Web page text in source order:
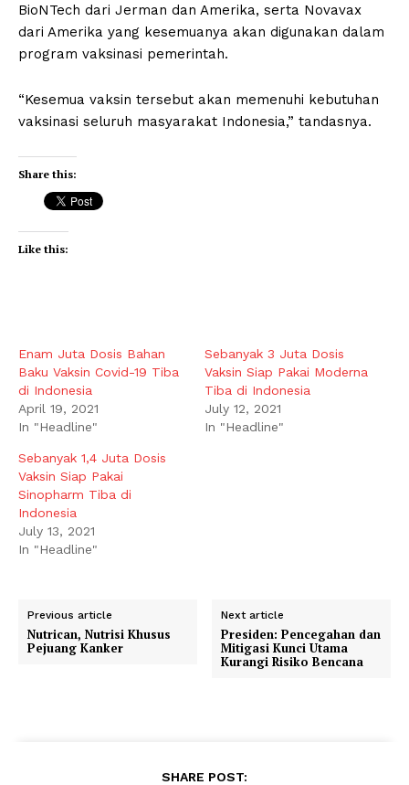
BioNTech dari Jerman dan Amerika, serta Novavax
dari Amerika yang kesemuanya akan digunakan dalam
program vaksinasi pemerintah.
“Kesemua vaksin tersebut akan memenuhi kebutuhan
vaksinasi seluruh masyarakat Indonesia,” tandasnya.
Share this:
Like this:
Enam Juta Dosis Bahan
Baku Vaksin Covid-19 Tiba
di Indonesia
April 19, 2021
In "Headline"
Sebanyak 3 Juta Dosis
Vaksin Siap Pakai Moderna
Tiba di Indonesia
July 12, 2021
In "Headline"
Sebanyak 1,4 Juta Dosis
Vaksin Siap Pakai
Sinopharm Tiba di
Indonesia
July 13, 2021
In "Headline"
Previous article
Nutrican, Nutrisi Khusus
Pejuang Kanker
Next article
Presiden: Pencegahan dan
Mitigasi Kunci Utama
Kurangi Risiko Bencana
SHARE POST: